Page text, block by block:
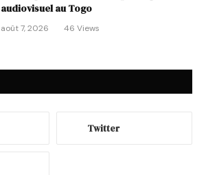
audiovisuel au Togo
août 7, 2026 46 Views
Twitter